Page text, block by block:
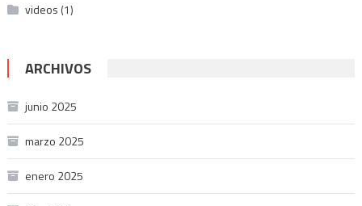
videos (1)
ARCHIVOS
junio 2025
marzo 2025
enero 2025